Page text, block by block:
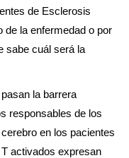
de Esclerosis
de la enfermedad o por
sabe cuál será la
la barrera
responsables de los
en los pacientes
activados expresan